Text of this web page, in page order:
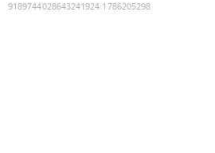
9189744028643241924:1786205298